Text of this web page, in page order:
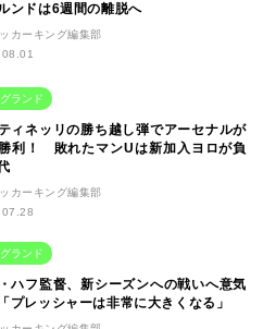
ンドは6週間の離脱へ
カーキング編集部
ランド
ィネッリの勝ち越し弾でアーセナルが
利！ 敗れたマンUは新加入ヨロが負
カーキング編集部
ランド
ハフ監督、新シーズンへの戦いへ意気
プレッシャーは非常に大きくなる」